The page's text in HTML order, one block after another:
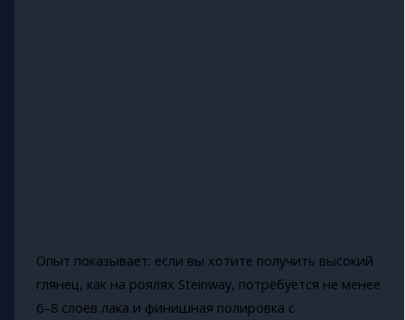
Опыт показывает: если вы хотите получить высокий
глянец, как на роялях Steinway, потребуется не менее
6–8 слоёв лака и финишная полировка с